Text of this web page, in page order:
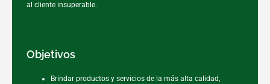
al cliente insuperable.
Objetivos
Brindar productos y servicios de la más alta calidad,